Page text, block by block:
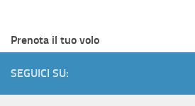
Prenota il tuo volo
SEGUICI SU: